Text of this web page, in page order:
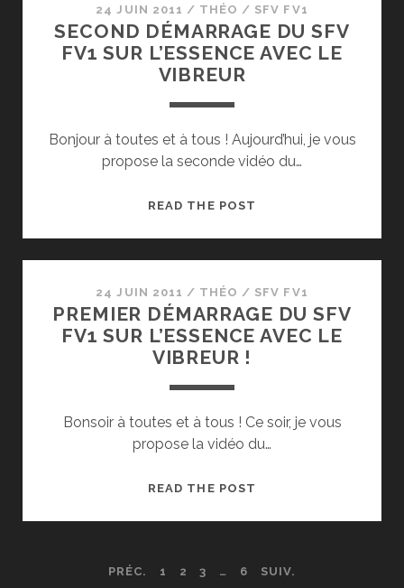
VIERZON,
SUPER202
24 JUIN 2011 / THÉO / SFV FV1
SECOND DÉMARRAGE DU SFV
FV1 SUR L’ESSENCE AVEC LE
VIBREUR
Bonjour à toutes et à tous ! Aujourd’hui, je vous
propose la seconde vidéo du…
READ THE POST
FV1
SUR
L’ESSENCE
24 JUIN 2011 / THÉO / SFV FV1
PREMIER DÉMARRAGE DU SFV
FV1 SUR L’ESSENCE AVEC LE
VIBREUR !
Bonsoir à toutes et à tous ! Ce soir, je vous
propose la vidéo du…
READ THE POST
FV1
NAVIGATION
PRÉC. 1 2 3 … 6 SUIV.